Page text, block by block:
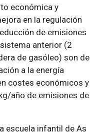
económica y
en la regulación
de emisiones
anterior (2
de gasóleo) son de
a la energía
costes económicos y
año de emisiones de
escuela infantil de As